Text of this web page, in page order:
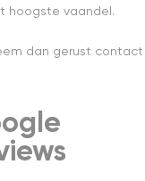
hoogste vaandel.
dan gerust